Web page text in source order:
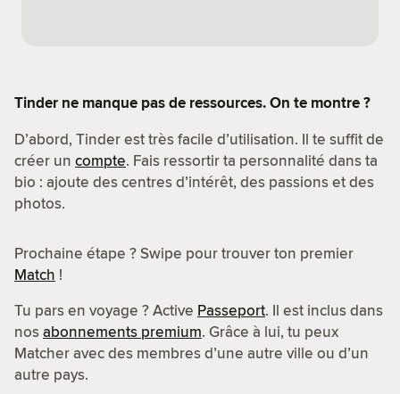
Tinder ne manque pas de ressources. On te montre ?
D’abord, Tinder est très facile d’utilisation. Il te suffit de
créer un compte. Fais ressortir ta personnalité dans ta
bio : ajoute des centres d’intérêt, des passions et des
photos.
Prochaine étape ? Swipe pour trouver ton premier
Match !
Tu pars en voyage ? Active Passeport. Il est inclus dans
nosabonnements premium. Grâce à lui, tu peux
Matcher avec des membres d’une autre ville ou d’un
autre pays.